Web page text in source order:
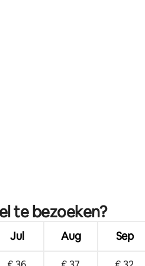
van 4,7 op 5, 10 recensies
te bezoeken?
Jul Aug Sep